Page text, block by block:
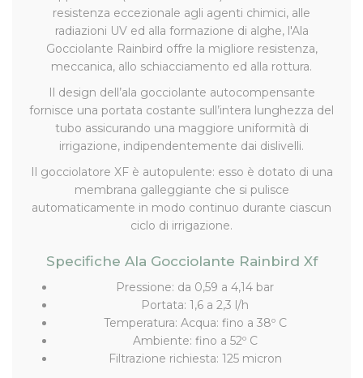
resistenza eccezionale agli agenti chimici, alle
radiazioni UV ed alla formazione di alghe, l'Ala
Gocciolante Rainbird offre la migliore resistenza,
meccanica, allo schiacciamento ed alla rottura.
Il design dell’ala gocciolante autocompensante
fornisce una portata costante sull’intera lunghezza del
tubo assicurando una maggiore uniformità di
irrigazione, indipendentemente dai dislivelli.
Il gocciolatore XF è autopulente: esso è dotato di una
membrana galleggiante che si pulisce
automaticamente in modo continuo durante ciascun
ciclo di irrigazione.
Specifiche Ala Gocciolante Rainbird Xf
Pressione: da 0,59 a 4,14 bar
Portata: 1,6 a 2,3 l/h
Temperatura: Acqua: fino a 38º C
Ambiente: fino a 52º C
Filtrazione richiesta: 125 micron